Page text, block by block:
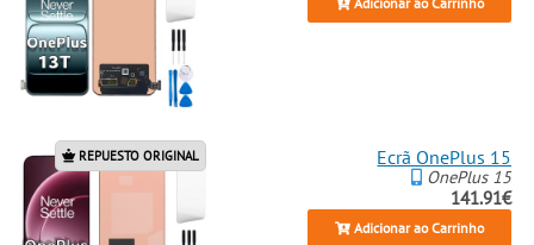
REPUESTO ORIGINAL Ecrã OnePlus 15
OnePlus 15
141.91€
Adicionar ao Carrinho